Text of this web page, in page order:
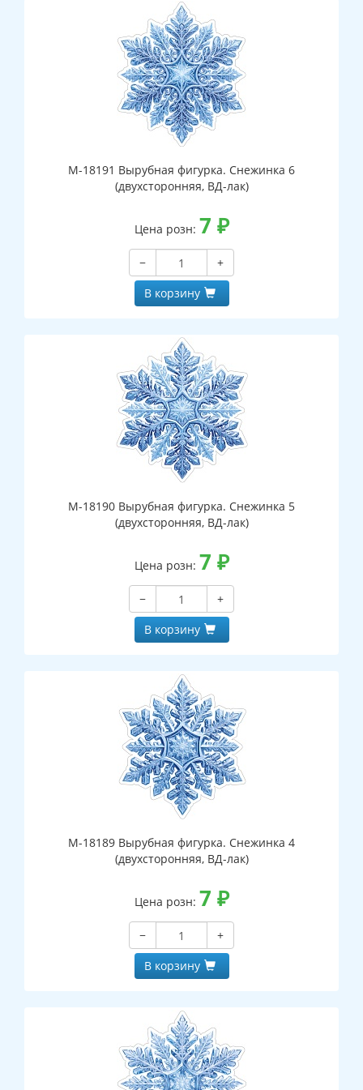
М-18191 Вырубная фигурка. Снежинка 6
(двухсторонняя, ВД-лак)
Цена розн: 7 ₽
−
+
В корзину
М-18190 Вырубная фигурка. Снежинка 5
(двухсторонняя, ВД-лак)
Цена розн: 7 ₽
−
+
В корзину
М-18189 Вырубная фигурка. Снежинка 4
(двухсторонняя, ВД-лак)
Цена розн: 7 ₽
−
+
В корзину